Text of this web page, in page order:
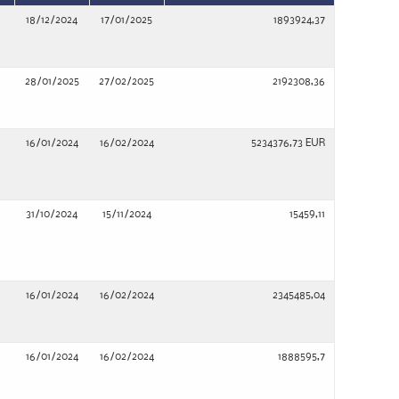
18/12/2024 17/01/2025 1893924,37
28/01/2025 27/02/2025 2192308,36
16/01/2024 16/02/2024 5234376,73 EUR
31/10/2024 15/11/2024 15459,11
16/01/2024 16/02/2024 2345485,04
16/01/2024 16/02/2024 1888595,7